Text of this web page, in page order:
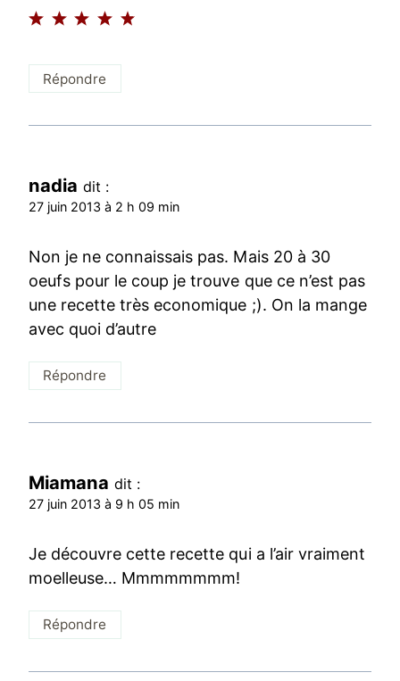
Répondre
nadia dit :
27 juin 2013 à 2 h 09 min
Non je ne connaissais pas. Mais 20 à 30
oeufs pour le coup je trouve que ce n’est pas
une recette très economique ;). On la mange
avec quoi d’autre
Répondre
Miamana dit :
27 juin 2013 à 9 h 05 min
Je découvre cette recette qui a l’air vraiment
moelleuse… Mmmmmmmm!
Répondre